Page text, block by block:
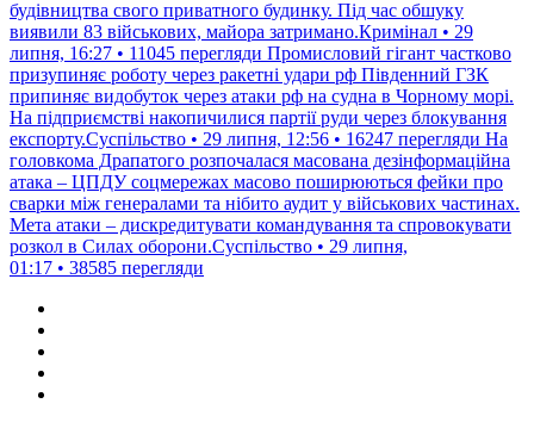
будівництва свого приватного будинку. Під час обшуку
виявили 83 військових, майора затримано.Кримінал • 29
липня, 16:27 • 11045 перегляди Промисловий гігант частково
призупиняє роботу через ракетні удари рф Південний ГЗК
припиняє видобуток через атаки рф на судна в Чорному морі.
На підприємстві накопичилися партії руди через блокування
експорту.Суспільство • 29 липня, 12:56 • 16247 перегляди На
головкома Драпатого розпочалася масована дезінформаційна
атака – ЦПДУ соцмережах масово поширюються фейки про
сварки між генералами та нібито аудит у військових частинах.
Мета атаки – дискредитувати командування та спровокувати
розкол в Силах оборони.Суспільство • 29 липня,
01:17 • 38585 перегляди